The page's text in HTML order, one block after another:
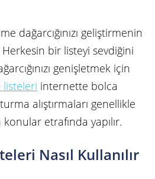
dağarcığınızı geliştirmenin
bir listeyi sevdiğini
genişletmek için
listeleri internette bolca
alıştırmaları genellikle
etrafında yapılır.
Nasıl Kullanılır